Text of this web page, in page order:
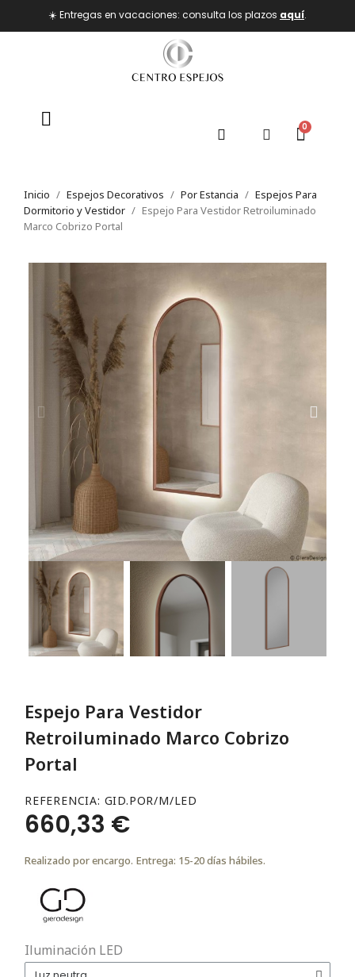
☀️ Entregas en vacaciones: consulta los plazos aquí.
Inicio Espejos Decorativos Por Estancia
Espejos Para
Dormitorio y Vestidor
Espejo Para Vestidor Retroiluminado
Marco Cobrizo Portal
Espejo Para Vestidor
Retroiluminado Marco Cobrizo
Portal
REFERENCIA GID.POR/M/LED
660,33 €
Realizado por encargo. Entrega: 15-20 días hábiles.
Iluminación LED